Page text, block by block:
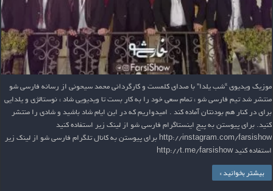
موزیک ویدیوی “شب یلدا” با صدای کلمست و کارگردانی محمد سیحونی از رسانه فارسی شو
منتشر شد تیم فارسی شو ، تمام سعی خود را به کار بست تا ویدیویی شاد ، نوستالژی و یلدایی
برای در کنار هم بودنتان آماده کند . امیدواریم که در این ایام شاد باشید و شادی را منتشر
کنید. برای پیوستن به پیج اینستاگرام فارسی شو از لینک زیر استفاده کنید
http://instagram.com/farsishow برای پیوستن به کانال تلگرام فارسی شو از لینک زیر
استفاده کنید http://t.me/farsishow
بیشتر بخوانید »